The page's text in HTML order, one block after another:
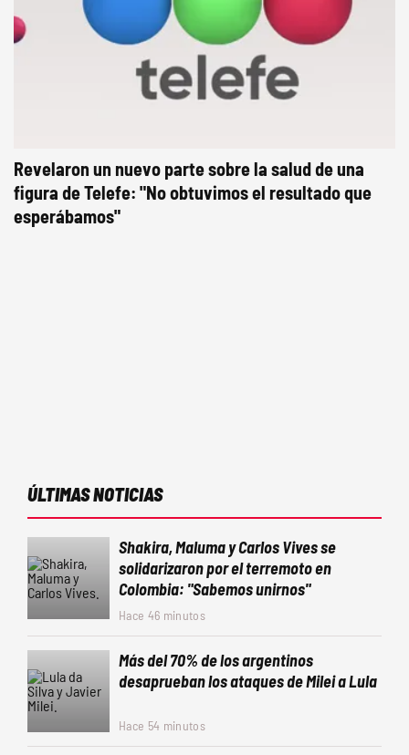
Revelaron un nuevo parte sobre la salud de una
figura de Telefe: "No obtuvimos el resultado que
esperábamos"
ÚLTIMAS NOTICIAS
Shakira, Maluma y Carlos Vives se
solidarizaron por el terremoto en
Colombia: "Sabemos unirnos"
Hace 46 minutos
Más del 70% de los argentinos
desaprueban los ataques de Milei a Lula
Hace 54 minutos